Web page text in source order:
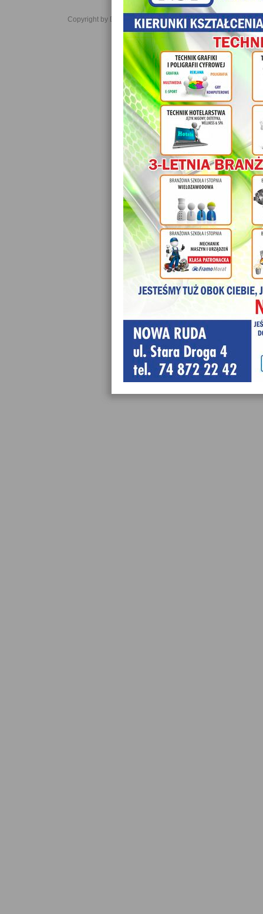
Copyright by Daniel JabĹoĹski 2006-2021. All rights